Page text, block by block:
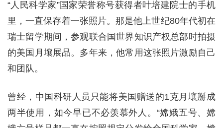
“人民科学家”国家荣誉称号获得者叶培建院士的手机
里，一直保存着一张照片。那是他上世纪80年代初在
瑞士留学期间，参观联合国世界知识产权总部时拍摄
的美国月壤展品。多年来，他常用这张照片激励自己
和团队。
曾经，中国科研人员只能将美国赠送的1克月壤掰成
两半使用，如今早已不必羡慕外人。“嫦娥五号、嫦